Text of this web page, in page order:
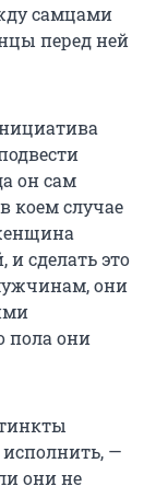
самцами
перед ней
он сам
коем случае
и сделать это
они
пола они
—
они не